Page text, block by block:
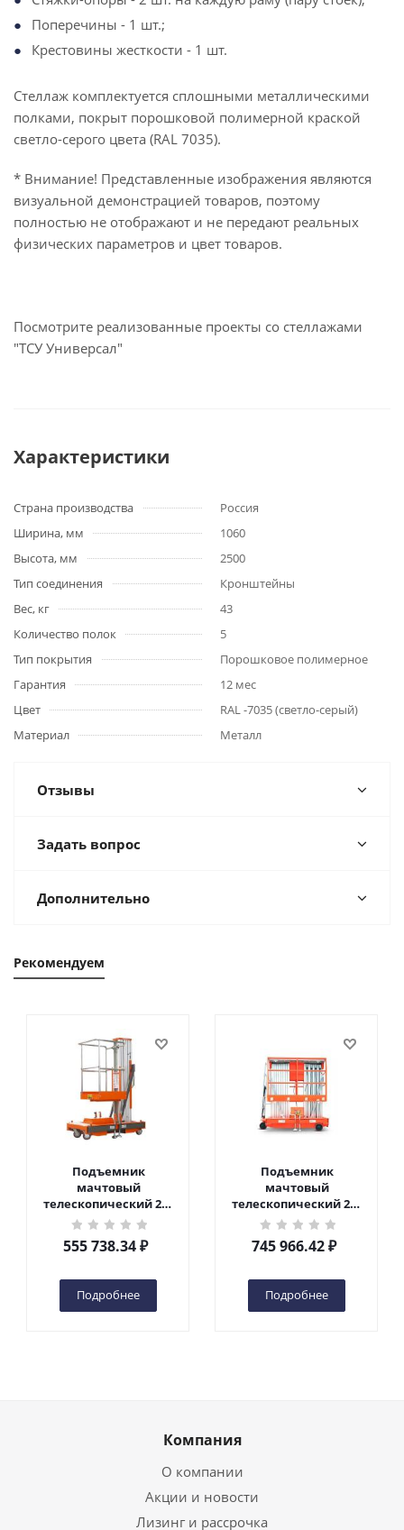
Поперечины - 1 шт.;
Крестовины жесткости - 1 шт.
Стеллаж комплектуется сплошными металлическими
полками, покрыт порошковой полимерной краской
светло-серого цвета (RAL 7035).
* Внимание! Представленные изображения являются
визуальной демонстрацией товаров, поэтому
полностью не отображают и не передают реальных
физических параметров и цвет товаров.
Посмотрите реализованные проекты со стеллажами
"ТСУ Универсал"
Характеристики
Страна производства
Россия
Ширина, мм
1060
Высота, мм
2500
Тип соединения
Кронштейны
Вес, кг
43
Количество полок
5
Тип покрытия
Порошковое полимерное
Гарантия
12 мес
Цвет
RAL -7035 (светло-серый)
Материал
Металл
Отзывы
Задать вопрос
Дополнительно
Рекомендуем
Подъемник
мачтовый
телескопический 200
кг 6 м TOR GTWY6-200S
DC 2-мачтовый
(автономный) (G) в
555 738.34₽
Подробнее
Подъемник
мачтовый
телескопический 200
кг 10 м TOR GTWY10-
200S DC 2-мачтовый
(автономный) (N) в
745 966.42₽
Подробнее
Компания
О компании
Акции и новости
Лизинг и рассрочка